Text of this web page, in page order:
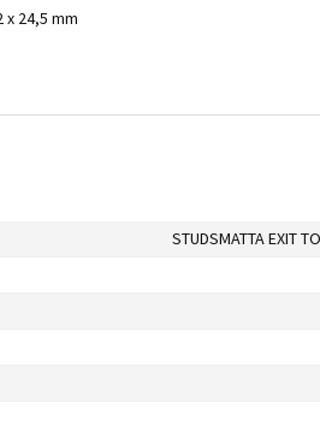
24,5 mm
STUDSMATTA EXIT